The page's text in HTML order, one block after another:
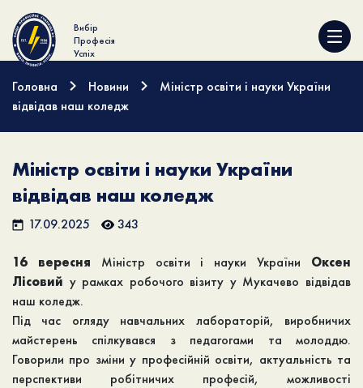
Вибір
Професія
Успіх
Головна Новини
Міністр освіти і науки України
відвідав наш коледж
Міністр освіти і науки України
відвідав наш коледж
17.09.2025 343
16 вересня Міністр освіти і науки України Оксен
Лісовий у рамках робочого візиту у Мукачево відвідав
наш коледж.
Під час огляду навчальних лабораторій, виробничих
майстерень спілкувався з педагогами та молоддю.
Говорили про зміни у професійній освіти, актуальність та
перспективи робітничих професій, можливості